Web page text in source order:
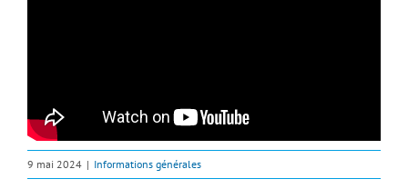
9 mai 2024 | Informations générales